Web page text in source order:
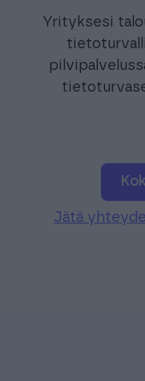
Yrityksesi
Jätä